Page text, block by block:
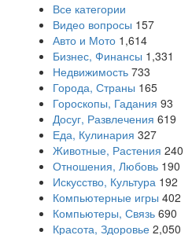
Все категории
Видео вопросы 157
Авто и Мото 1,614
Бизнес, Финансы 1,331
Недвижимость 733
Города, Страны 165
Гороскопы, Гадания 93
Досуг, Развлечения 619
Еда, Кулинария 327
Животные, Растения 240
Отношения, Любовь 190
Искусство, Культура 192
Компьютерные игры 402
Компьютеры, Связь 690
Красота, Здоровье 2,050